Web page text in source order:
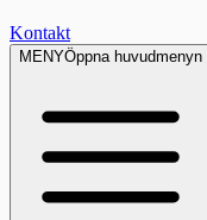
Kontakt
MENYÖppna huvudmenyn